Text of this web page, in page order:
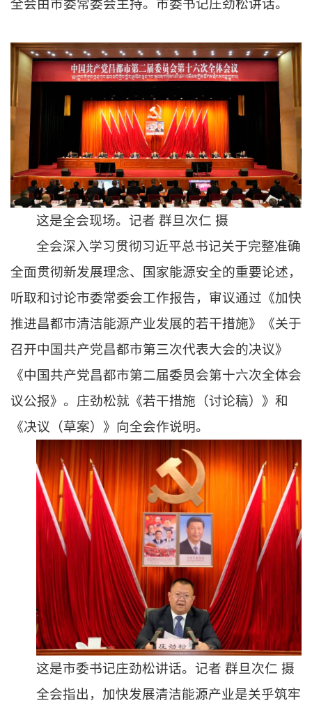
全会由市委常委会主持。市委书记庄劲松讲话。
这是全会现场。记者 群旦次仁 摄
全会深入学习贯彻习近平总书记关于完整准确
全面贯彻新发展理念、国家能源安全的重要论述，
听取和讨论市委常委会工作报告，审议通过《加快
推进昌都市清洁能源产业发展的若干措施》《关于
召开中国共产党昌都市第三次代表大会的决议》
《中国共产党昌都市第二届委员会第十六次全体会
议公报》。庄劲松就《若干措施（讨论稿）》和
《决议（草案）》向全会作说明。
这是市委书记庄劲松讲话。记者 群旦次仁 摄
全会指出， 加快发展清洁能源产业是关乎筑牢